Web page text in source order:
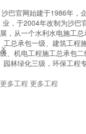
沙巴官网始建于1986年，
业，于2004年改制为沙巴
展，从一个水利水电施工
工总承包一级、建筑工程
级、机电工程施工总承包
园林绿化三级，环保工程


更多工程 更多工程